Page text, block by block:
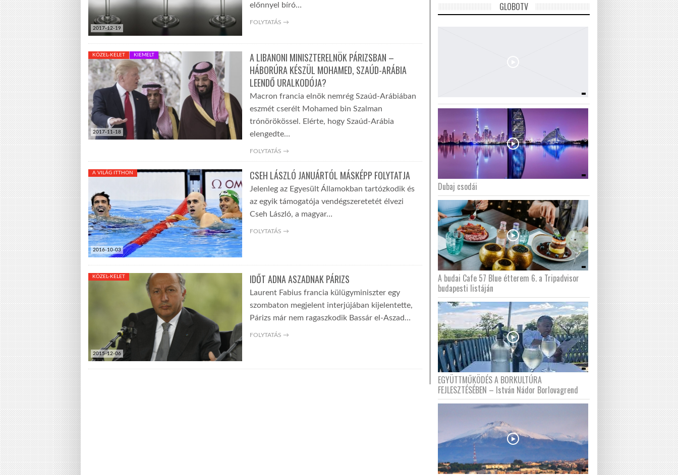
2017-12-19
előnnyel bíró…
FOLYTATÁS →
2017-11-18
KÖZEL-KELET KIEMELT
A LIBANONI MINISZTERELNÖK PÁRIZSBAN –
HÁBORÚRA KÉSZÜL MOHAMED, SZAÚD-ARÁBIA
LEENDŐ URALKODÓJA?
Macron francia elnök nemrég Szaúd-Arábiában
eszmét cserélt Mohamed bin Szalman
trónörökössel. Elérte, hogy Szaúd-Arábia
elengedte…
FOLYTATÁS →
2016-10-03
A VILÁG ITTHON CSEH LÁSZLÓ JANUÁRTÓL MÁSKÉPP FOLYTATJA
Jelenleg az Egyesült Államokban tartózkodik és
az egyik támogatója vendégszeretetét élvezi
Cseh László, a magyar…
FOLYTATÁS →
2015-12-06
KÖZEL-KELET IDŐT ADNA ASZADNAK PÁRIZS
Laurent Fabius francia külügyminiszter egy
szombaton megjelent interjújában kijelentette,
Párizs már nem ragaszkodik Bassár el-Aszad…
FOLYTATÁS →
GLOBOTV
Dubaj csodái
A budai Cafe 57 Blue étterem 6. a Tripadvisor
budapesti listáján
EGYÜTTMŰKÖDÉS A BORKULTÚRA
FEJLESZTÉSÉBEN – István Nádor Borlovagrend